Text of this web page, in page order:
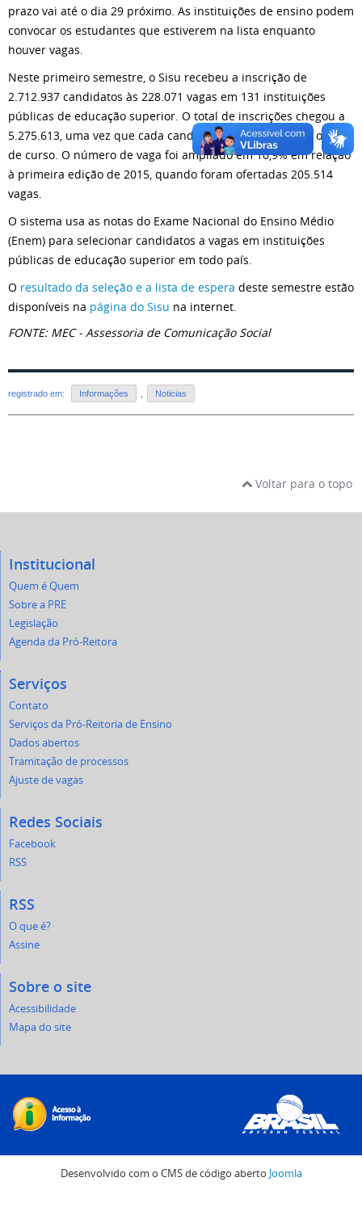
prazo vai até o dia 29 próximo. As instituições de ensino podem
convocar os estudantes que estiverem na lista enquanto
houver vagas.
Neste primeiro semestre, o Sisu recebeu a inscrição de
2.712.937 candidatos às 228.071 vagas em 131 instituições
públicas de educação superior. O total de inscrições chegou a
5.275.613, uma vez que cada candidato pôde fazer duas opções
de curso. O número de vaga foi ampliado em 10,9% em relação
à primeira edição de 2015, quando foram ofertadas 205.514
vagas.
O sistema usa as notas do Exame Nacional do Ensino Médio
(Enem) para selecionar candidatos a vagas em instituições
públicas de educação superior em todo país.
O resultado da seleção e a lista de espera deste semestre estão
disponíveis na página do Sisu na internet.
FONTE: MEC - Assessoria de Comunicação Social
registrado em: Informações Noticias
Voltar para o topo
Institucional
Quem é Quem
Sobre a PRE
Legislação
Agenda da Pró-Reitora
Serviços
Contato
Serviços da Pró-Reitoria de Ensino
Dados abertos
Tramitação de processos
Ajuste de vagas
Redes Sociais
Facebook
RSS
RSS
O que é?
Assine
Sobre o site
Acessibilidade
Mapa do site
Desenvolvido com o CMS de código aberto Joomla